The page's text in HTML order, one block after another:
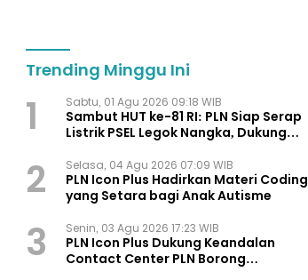
Trending Minggu Ini
1 Sabtu, 01 Agu 2026 09:18 WIB
Sambut HUT ke-81 RI: PLN Siap Serap
Listrik PSEL Legok Nangka, Dukung
2 Selasa, 04 Agu 2026 07:09 WIB
PLN Icon Plus Hadirkan Materi Coding
yang Setara bagi Anak Autisme
3 Senin, 03 Agu 2026 17:23 WIB
PLN Icon Plus Dukung Keandalan
Contact Center PLN Borong